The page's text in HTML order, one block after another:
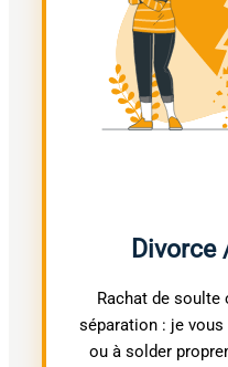
Rachat de soulte
séparation : je
ou à solder